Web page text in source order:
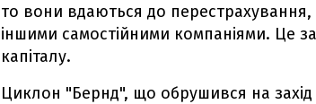
то вони вдаються до перестрахування,
іншими самостійними компаніями. Це
капіталу.
Циклон "Бернд", що обрушився на захід